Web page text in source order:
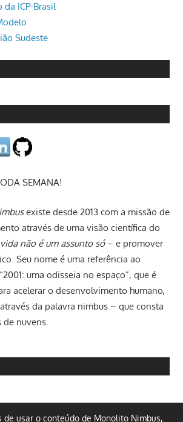
da ICP-Brasil
Sudeste
SEMANA!
existe desde 2013 com a missão de
através de uma visão científica do
não é um assunto só– e promover
Seu nome é uma referência ao
uma odisseia no espaço”, que é
acelerar o desenvolvimento humano,
da palavra nimbus – que consta
nuvens.
de usar o conteúdo de Monolito Nimbus,